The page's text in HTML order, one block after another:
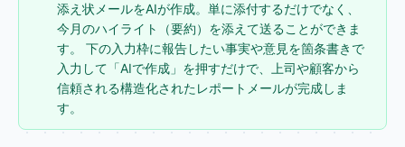
添え状メールをAIが作成。単に添付するだけでなく、
今月のハイライト（要約）を添えて送ることができま
す。 下の入力枠に報告したい事実や意見を箇条書きで
入力して「AIで作成」を押すだけで、上司や顧客から
信頼される構造化されたレポートメールが完成しま
す。